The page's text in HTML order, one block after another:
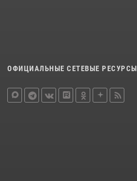
ОФИЦИАЛЬНЫЕ СЕТЕВЫЕ РЕСУРСЫ